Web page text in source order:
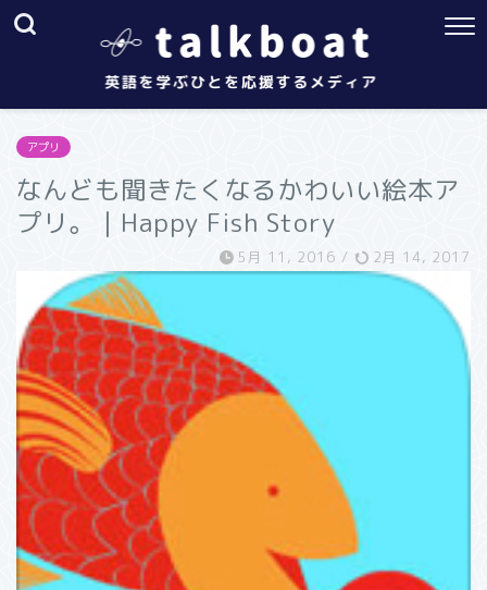
アプリ
なんども聞きたくなるかわいい絵本ア
プリ。｜Happy Fish Story
5月 11, 2016 / 2月 14, 2017